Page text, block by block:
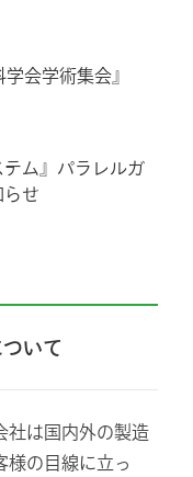
学会学術集会』
テム』パラレルガ
らせ
いて
社は国内外の製造
様の目線に立っ